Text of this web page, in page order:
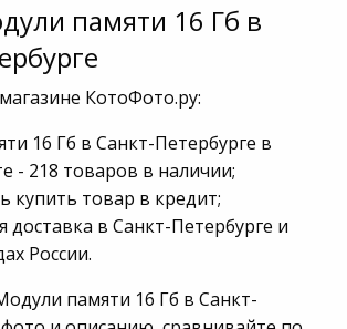
памяти 16 Гб в
КотоФото.ру:
16 Гб в Санкт-Петербурге в
- 218 товаров в наличии;
купить товар в кредит;
доставка в Санкт-Петербурге и
России.
памяти 16 Гб в Санкт-